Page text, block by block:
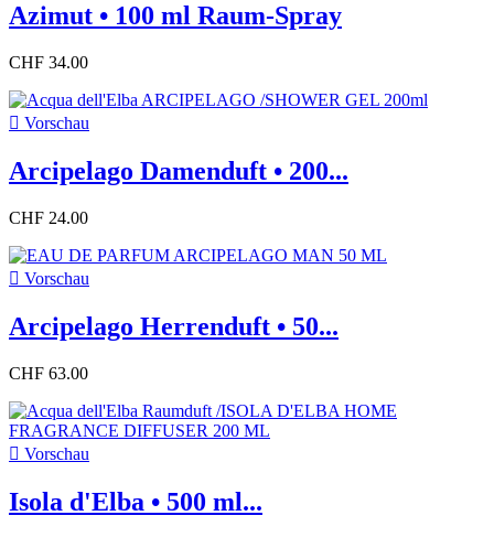
Azimut • 100 ml Raum-Spray
CHF 34.00
 Vorschau
Arcipelago Damenduft • 200...
CHF 24.00
 Vorschau
Arcipelago Herrenduft • 50...
CHF 63.00
 Vorschau
Isola d'Elba • 500 ml...